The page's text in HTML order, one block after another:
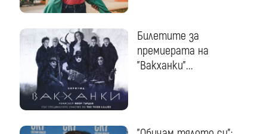
Билетите за
премиерата на
"Вакханки"...